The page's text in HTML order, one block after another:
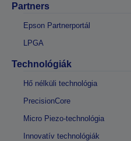
Partners
Epson Partnerportál
LPGA
Technológiák
Hő nélküli technológia
PrecisionCore
Micro Piezo-technológia
Innovatív technológiák